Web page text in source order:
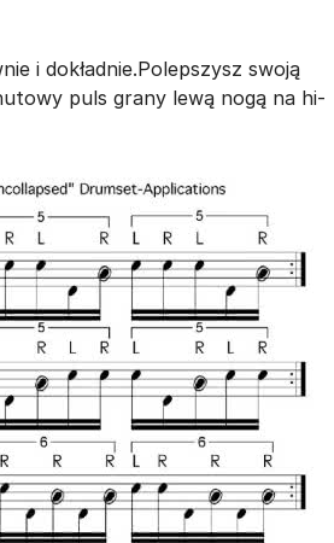
i dokładnie.Polepszysz swoją
puls grany lewą nogą na hi-